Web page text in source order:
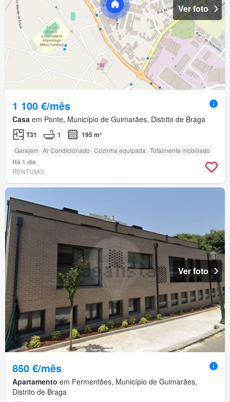
Ver foto
1 100 €/mês
Casa em Ponte, Município de Guimarães, Distrito de Braga
T31 1 195 m²
Garajem Ar Condicionado Cozinha equipada Totalmente mobiliado
Há 1 dia
RENTUMO
Ver foto
850 €/mês
Apartamento em Fermentões, Município de Guimarães,
Distrito de Braga